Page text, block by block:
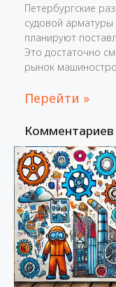
Петербургские
судовой
планируют
Это достаточно
рынок
Перейти »
Комментариев